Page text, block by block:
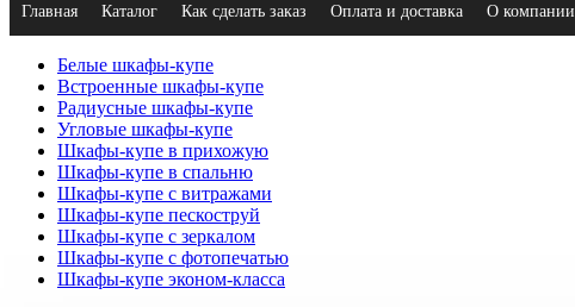
Главная Каталог Как сделать заказ Оплата и доставка О компании
Белые шкафы-купе
Встроенные шкафы-купе
Радиусные шкафы-купе
Угловые шкафы-купе
Шкафы-купе в прихожую
Шкафы-купе в спальню
Шкафы-купе с витражами
Шкафы-купе пескоструй
Шкафы-купе с зеркалом
Шкафы-купе с фотопечатью
Шкафы-купе эконом-класса